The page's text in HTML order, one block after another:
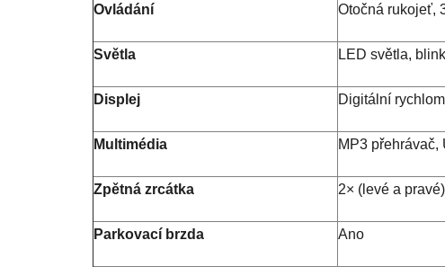
Ovládání Otočná rukojeť,
Světla LED světla,
Displej Digitální
Multimédia MP3 přehrávač,
Zpětná zrcátka 2× (levé a pravé)
Parkovací brzda Ano